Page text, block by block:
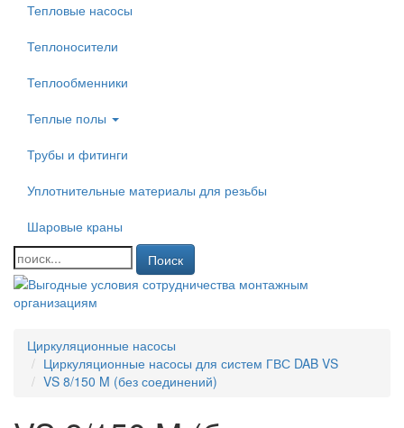
Тепловые насосы
Теплоносители
Теплообменники
Теплые полы
Трубы и фитинги
Уплотнительные материалы для резьбы
Шаровые краны
Поиск
Циркуляционные насосы
Циркуляционные насосы для систем ГВС DAB VS
VS 8/150 M (без соединений)